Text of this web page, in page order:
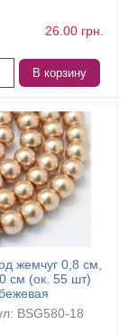
26.00 грн.
В корзину
жемчуг 0,8 см,
см (ок. 55 шт)
BSG580-18